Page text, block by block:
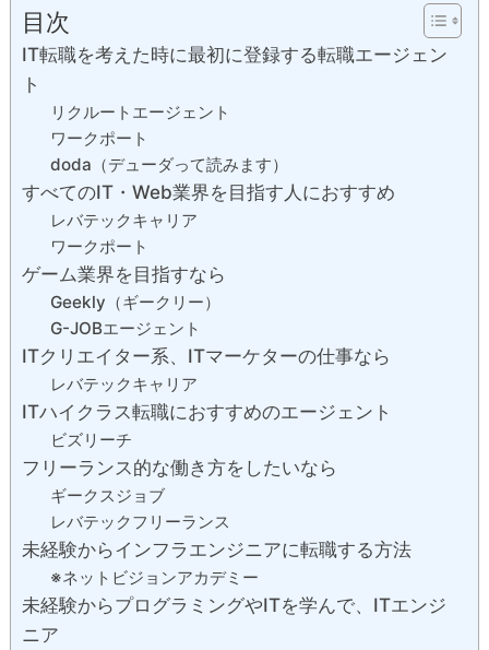
目次
IT転職を考えた時に最初に登録する転職エージェン
ト
リクルートエージェント
ワークポート
doda（デューダって読みます）
すべてのIT・Web業界を目指す人におすすめ
レバテックキャリア
ワークポート
ゲーム業界を目指すなら
Geekly（ギークリー）
G-JOBエージェント
ITクリエイター系、ITマーケターの仕事なら
レバテックキャリア
ITハイクラス転職におすすめのエージェント
ビズリーチ
フリーランス的な働き方をしたいなら
ギークスジョブ
レバテックフリーランス
未経験からインフラエンジニアに転職する方法
※ネットビジョンアカデミー
未経験からプログラミングやITを学んで、ITエンジ
ニア